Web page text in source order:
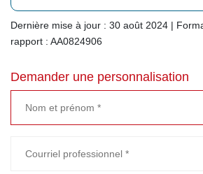
Dernière mise à jour : 30 août 2024 |
rapport : AA0824906
Demander une personnalisation